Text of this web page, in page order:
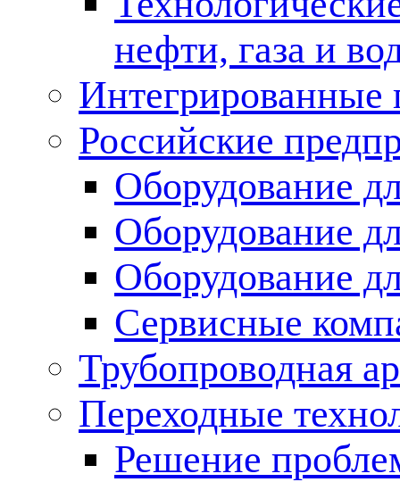
нефти, газа и
Российские
Оборудование
Оборудование
Оборудование
Сервисные
Трубопроводная
Переходные
Решение